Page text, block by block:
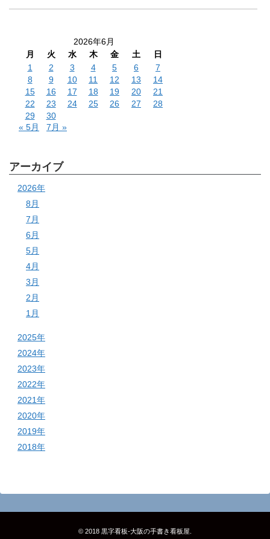
2026年6月
月
火 水 木 金 土
日
1
2 3 4 5 6
7
8
9 10 11 12 13
14
15
16 17 18 19 20
21
22
23 24 25 26 27
28
29
30
« 5月
7月 »
アーカイブ
2026年
8月
7月
6月
5月
4月
3月
2月
1月
2025年
2024年
2023年
2022年
2021年
2020年
2019年
2018年
© 2018 黒字看板‐大阪の手書き看板屋